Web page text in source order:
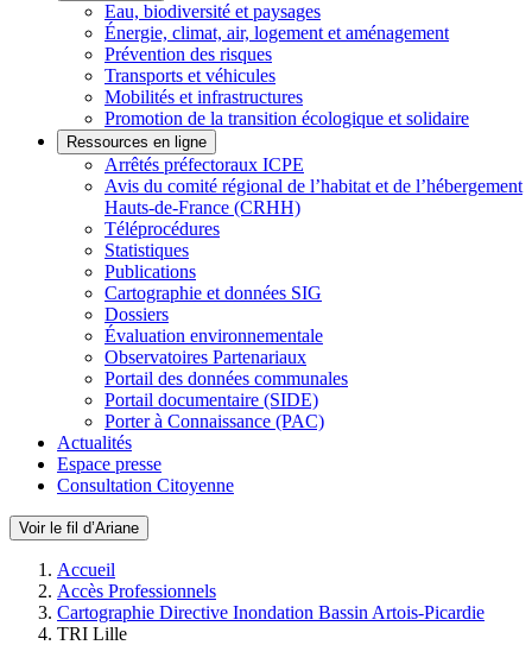
Eau, biodiversité et paysages
Énergie, climat, air, logement et aménagement
Prévention des risques
Transports et véhicules
Mobilités et infrastructures
Promotion de la transition écologique et solidaire
Ressources en ligne
Arrêtés préfectoraux ICPE
Avis du comité régional de l’habitat et de l’hébergement
Hauts-de-France (CRHH)
Téléprocédures
Statistiques
Publications
Cartographie et données SIG
Dossiers
Évaluation environnementale
Observatoires Partenariaux
Portail des données communales
Portail documentaire (SIDE)
Porter à Connaissance (PAC)
Actualités
Espace presse
Consultation Citoyenne
Voir le fil d’Ariane
Accueil
Accès Professionnels
Cartographie Directive Inondation Bassin Artois-Picardie
TRI Lille